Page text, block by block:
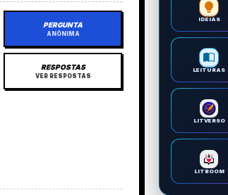
PERGUNTA
ANÔNIMA
RESPOSTAS
VER RESPOSTAS
IDEIAS
LEITURAS
LITVERSO
LITBOOM